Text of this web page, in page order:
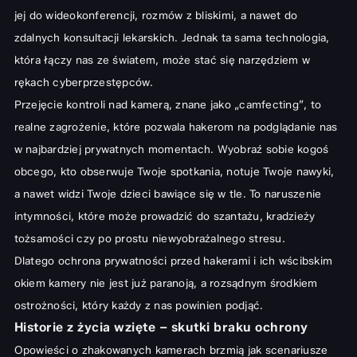
Materiał wykonania i design – co wybrać dla estetyki i trwałości?
Jak wybrać idealną zaślepkę dla Twojego urządzenia?
Kluczowe cechy: grubość, klej, łatwość montażu i demontażu
Poza kamerą: Kompleksowa ochrona prywatności i sprzętu
Podsumowanie: Spokój ducha w cyfrowym świecie dzięki
prostej zaślepce
jej do wideokonferencji, rozmów z bliskimi, a nawet do
zdalnych konsultacji lekarskich. Jednak ta sama technologia,
która łączy nas ze światem, może stać się narzędziem w
rękach cyberprzestępców.
Przejęcie kontroli nad kamerą, znane jako „camfecting”, to
realne zagrożenie, które pozwala hakerom na podglądanie nas
w najbardziej prywatnych momentach. Wyobraź sobie kogoś
obcego, kto obserwuje Twoje spotkania, notuje Twoje nawyki,
a nawet widzi Twoje dzieci bawiące się w tle. To naruszenie
intymności, które może prowadzić do szantażu, kradzieży
tożsamości czy po prostu niewyobrażalnego stresu.
Dlatego ochrona prywatności przed hakerami i ich wścibskim
okiem kamery nie jest już paranoją, a rozsądnym środkiem
ostrożności, który każdy z nas powinien podjąć.
Historie z życia wzięte – skutki braku ochrony
Opowieści o zhakowanych kamerach brzmią jak scenariusze